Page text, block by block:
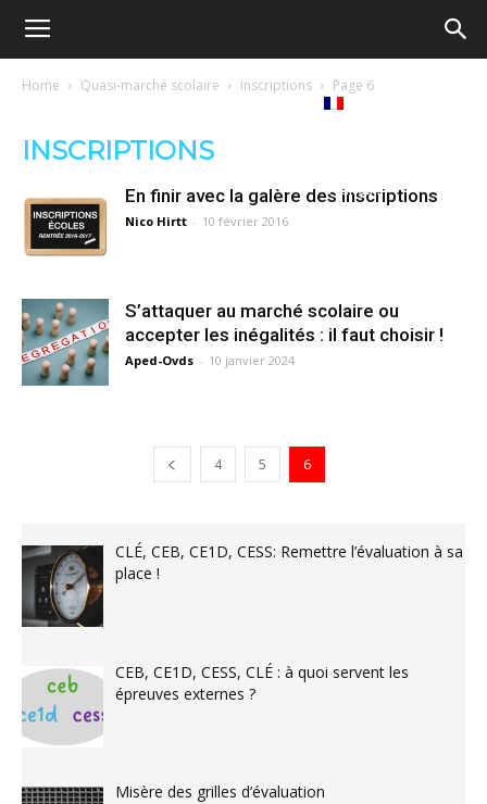
Ecole
–
Democratische
school
Français
Home Quasi-marché scolaire Inscriptions Page 6
INSCRIPTIONS
En finir avec la galère des inscriptions
Nico Hirtt - 10 février 2016
S’attaquer au marché scolaire ou
accepter les inégalités : il faut choisir !
Aped-Ovds - 10 janvier 2024
4 5 6
CLÉ, CEB, CE1D, CESS: Remettre l’évaluation à sa
place !
CEB, CE1D, CESS, CLÉ : à quoi servent les
épreuves externes ?
Misère des grilles d’évaluation